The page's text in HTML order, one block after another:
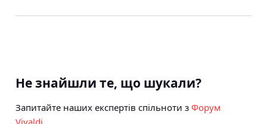
Не знайшли те, що шукали?
Запитайте наших експертів спільноти з Форум
Vivaldi